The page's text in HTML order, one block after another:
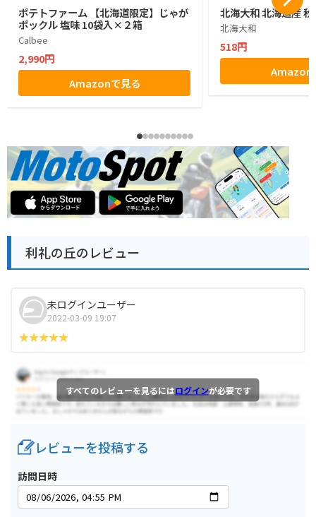
ポテトファーム 【北海道限定】じゃが
ポックル 塩味 10袋入×２箱
Calbee
2,990円
Amazonで見る
北海大和 北海道産
北海大和
518円
Amazon
利礼の丘のレビュー
未ログインユーザー
2022-03-09 19:07
すべてのレビューを見るにはログインが必要です
レビューを投稿する
訪問日時